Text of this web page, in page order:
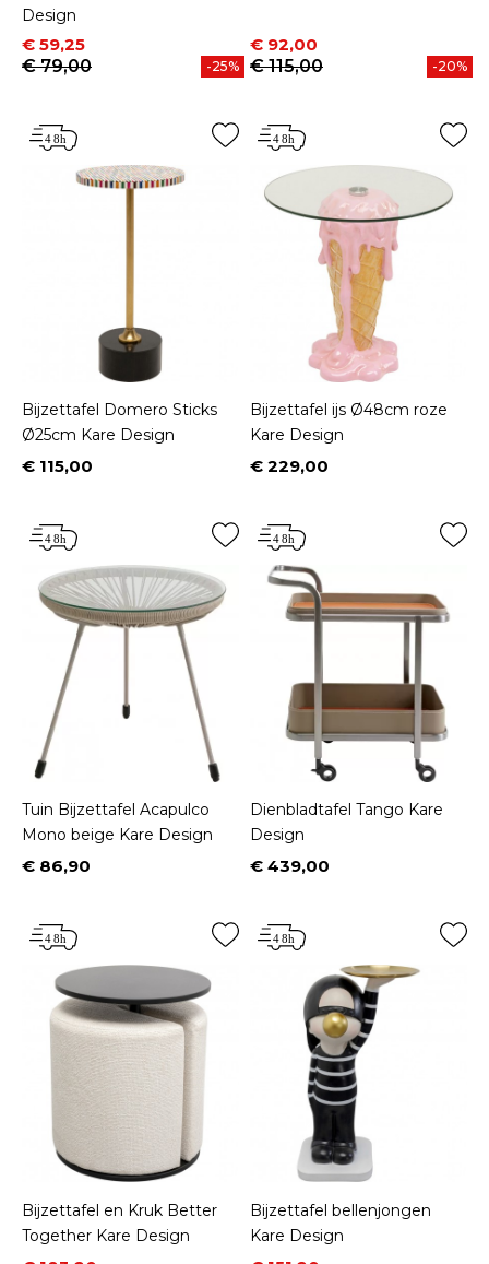
Design
Prijs
€ 59,25
Normale prijs
€ 79,00
-25%
Prijs
€ 92,00
Normale prijs
€ 115,00
-20%
Bijzettafel Domero Sticks
Ø25cm Kare Design
Prijs
€ 115,00
Bijzettafel ijs Ø48cm roze
Kare Design
Prijs
€ 229,00
Tuin Bijzettafel Acapulco
Mono beige Kare Design
Prijs
€ 86,90
Dienbladtafel Tango Kare
Design
Prijs
€ 439,00
Bijzettafel en Kruk Better
Together Kare Design
Bijzettafel bellenjongen
Kare Design